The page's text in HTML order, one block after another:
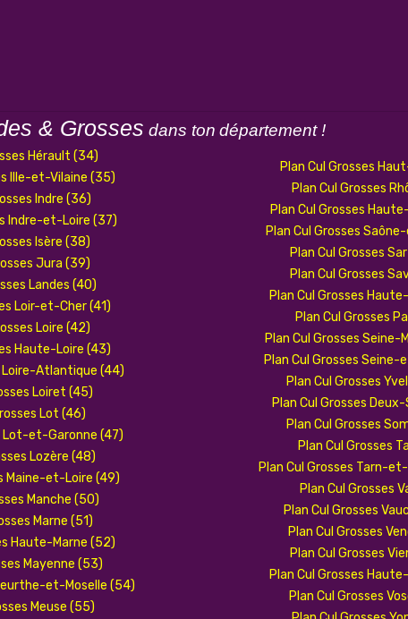
& Grosses dans ton département !
Hérault (34)
Ille-et-Vilaine (35)
Indre (36)
Indre-et-Loire (37)
Isère (38)
Jura (39)
Landes (40)
Loir-et-Cher (41)
Loire (42)
Haute-Loire (43)
Loire-Atlantique (44)
Loiret (45)
Lot (46)
Lot-et-Garonne (47)
Lozère (48)
Maine-et-Loire (49)
Manche (50)
Marne (51)
Haute-Marne (52)
Mayenne (53)
et-Moselle (54)
Meuse (55)
Plan Cul Grosses
Plan Cul Grosses
Plan Cul Grosses
Plan Cul Grosses
Plan Cul Grosses
Plan Cul Grosses
Plan Cul Grosses
Plan Cul Grosses
Plan Cul Grosses Seine-
Plan Cul Grosses Seine-
Plan Cul Grosses
Plan Cul Grosses
Plan Cul Grosses
Plan Cul Grosses
Plan Cul Grosses Tarn-
Plan Cul Grosses
Plan Cul Grosses
Plan Cul Grosses
Plan Cul Grosses
Plan Cul Grosses
Plan Cul Grosses